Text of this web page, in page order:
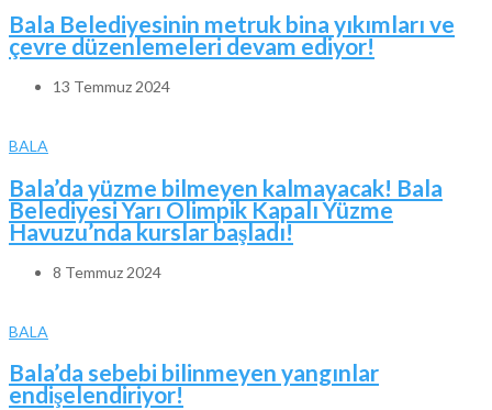
Bala Belediyesinin metruk bina yıkımları ve
çevre düzenlemeleri devam ediyor!
13 Temmuz 2024
BALA
Bala’da yüzme bilmeyen kalmayacak! Bala
Belediyesi Yarı Olimpik Kapalı Yüzme
Havuzu’nda kurslar başladı!
8 Temmuz 2024
BALA
Bala’da sebebi bilinmeyen yangınlar
endişelendiriyor!